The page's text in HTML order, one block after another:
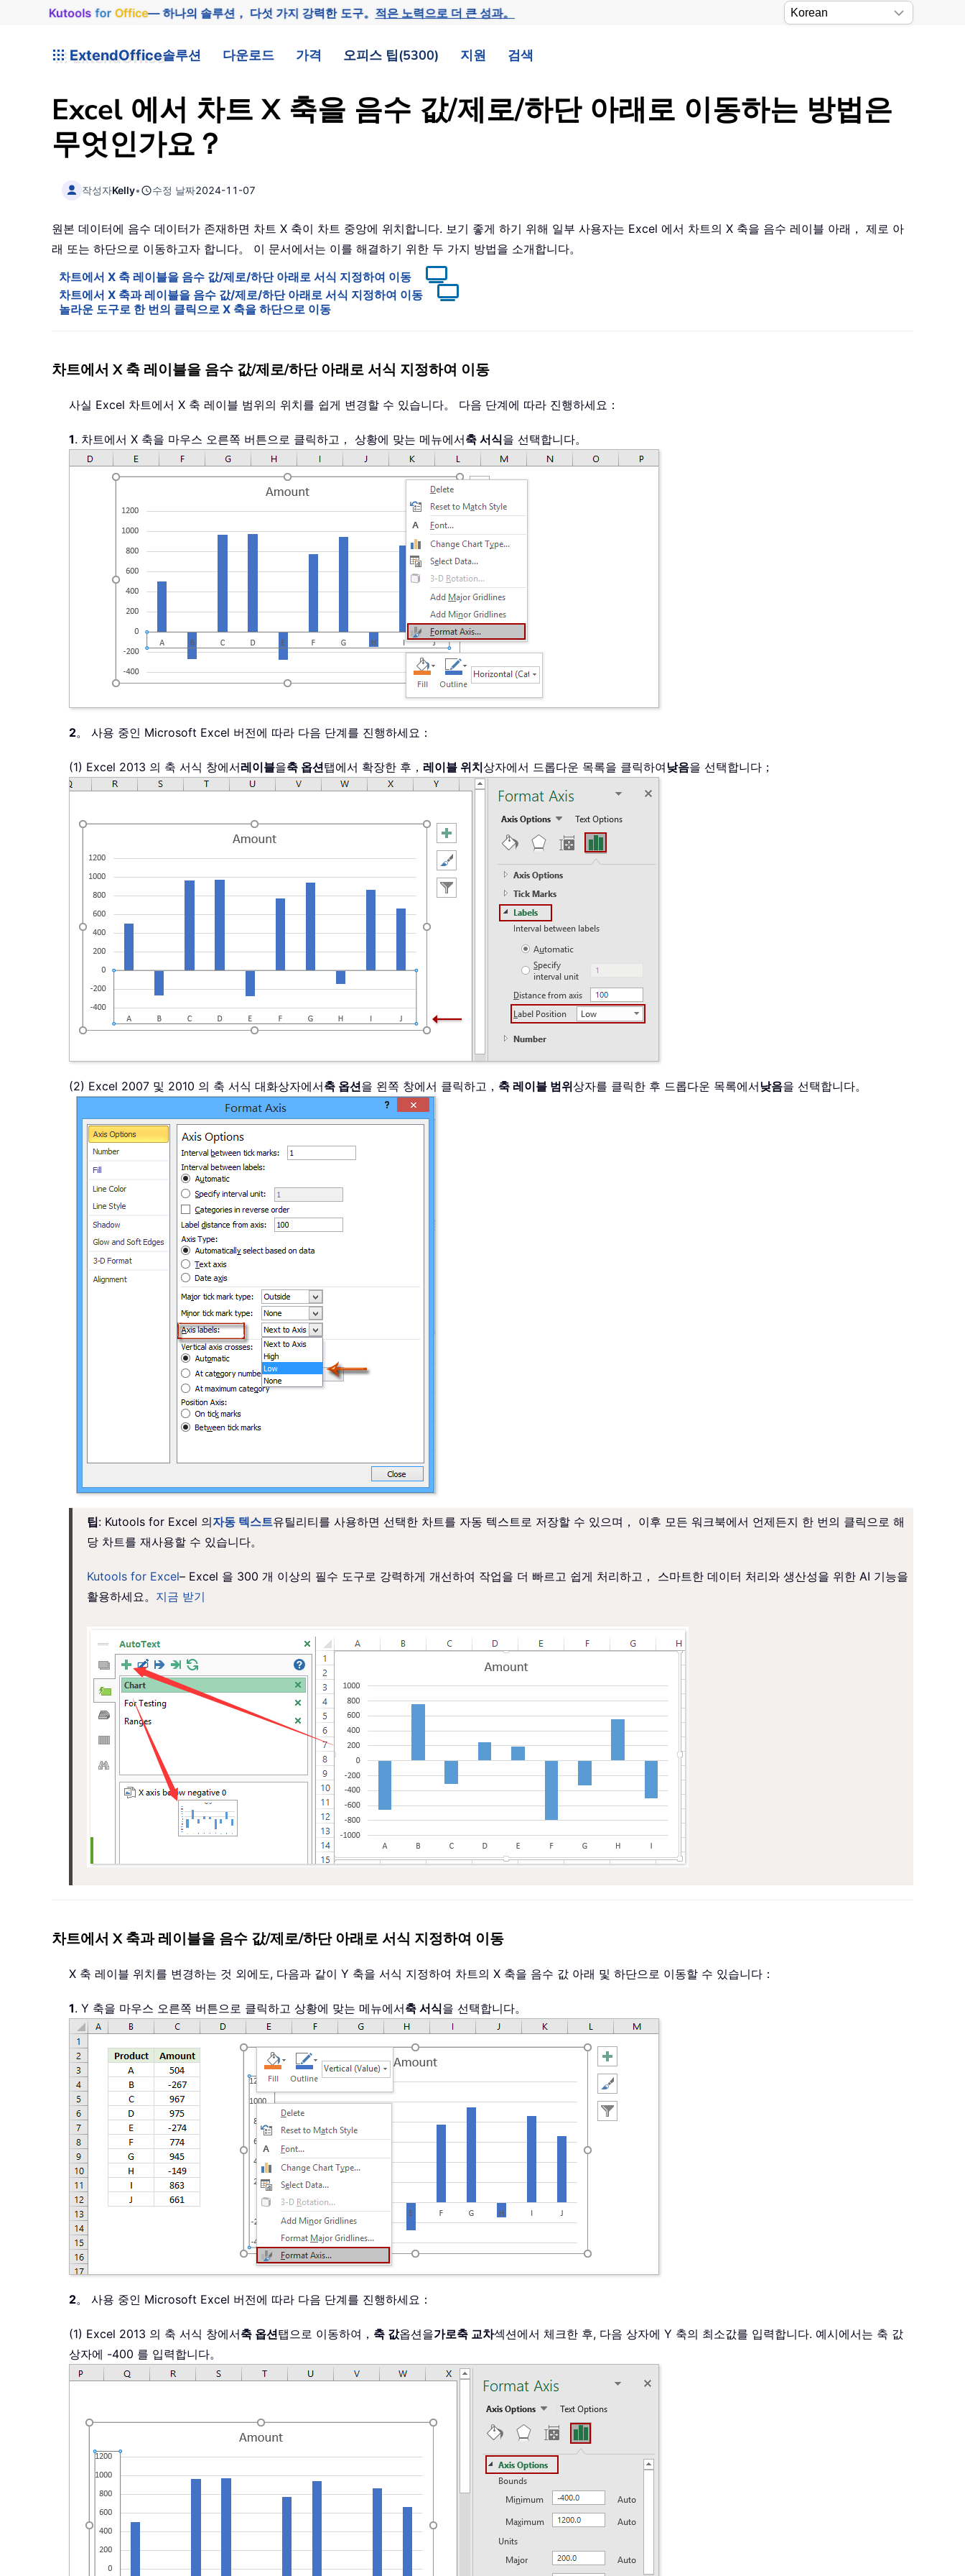
Kutools for Office— 하나의 솔루션， 다섯 가지 강력한 도구。적은 노력으로 더 큰 성과。
ExtendOffice솔루션 다운로드 가격 오피스 팁(5300) 지원 검색
Excel 에서 차트 X 축을 음수 값/제로/하단 아래로 이동하는 방법은
무엇인가요？
작성자Kelly• 수정 날짜2024-11-07
원본 데이터에 음수 데이터가 존재하면 차트 X 축이 차트 중앙에 위치합니다. 보기 좋게 하기 위해 일부 사용자는 Excel 에서 차트의 X 축을 음수 레이블 아래， 제로 아
래 또는 하단으로 이동하고자 합니다。 이 문서에서는 이를 해결하기 위한 두 가지 방법을 소개합니다。
차트에서 X 축 레이블을 음수 값/제로/하단 아래로 서식 지정하여 이동
차트에서 X 축과 레이블을 음수 값/제로/하단 아래로 서식 지정하여 이동
놀라운 도구로 한 번의 클릭으로 X 축을 하단으로 이동
차트에서 X 축 레이블을 음수 값/제로/하단 아래로 서식 지정하여 이동
사실 Excel 차트에서 X 축 레이블 범위의 위치를 쉽게 변경할 수 있습니다。 다음 단계에 따라 진행하세요：
1. 차트에서 X 축을 마우스 오른쪽 버튼으로 클릭하고， 상황에 맞는 메뉴에서축 서식을 선택합니다。
2。 사용 중인 Microsoft Excel 버전에 따라 다음 단계를 진행하세요：
(1) Excel 2013 의 축 서식 창에서레이블을축 옵션탭에서 확장한 후， 레이블 위치상자에서 드롭다운 목록을 클릭하여낮음을 선택합니다；
(2) Excel 2007 및 2010 의 축 서식 대화상자에서축 옵션을 왼쪽 창에서 클릭하고， 축 레이블 범위상자를 클릭한 후 드롭다운 목록에서낮음을 선택합니다。
팁: Kutools for Excel 의자동 텍스트유틸리티를 사용하면 선택한 차트를 자동 텍스트로 저장할 수 있으며， 이후 모든 워크북에서 언제든지 한 번의 클릭으로 해
당 차트를 재사용할 수 있습니다。
Kutools for Excel– Excel 을 300 개 이상의 필수 도구로 강력하게 개선하여 작업을 더 빠르고 쉽게 처리하고， 스마트한 데이터 처리와 생산성을 위한 AI 기능을
활용하세요。 지금 받기
차트에서 X 축과 레이블을 음수 값/제로/하단 아래로 서식 지정하여 이동
X 축 레이블 위치를 변경하는 것 외에도, 다음과 같이 Y 축을 서식 지정하여 차트의 X 축을 음수 값 아래 및 하단으로 이동할 수 있습니다：
1. Y 축을 마우스 오른쪽 버튼으로 클릭하고 상황에 맞는 메뉴에서축 서식을 선택합니다。
2。 사용 중인 Microsoft Excel 버전에 따라 다음 단계를 진행하세요：
(1) Excel 2013 의 축 서식 창에서축 옵션탭으로 이동하여， 축 값옵션을가로축 교차섹션에서 체크한 후, 다음 상자에 Y 축의 최소값를 입력합니다. 예시에서는 축 값
상자에 -400 를 입력합니다。